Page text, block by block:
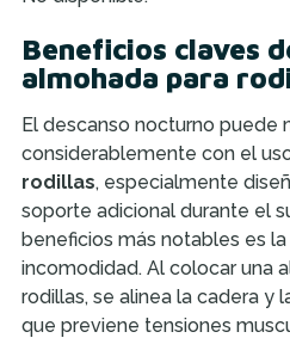
Beneficios claves
almohada para
El descanso nocturno puede
considerablemente con el
rodillas, especialmente
soporte adicional durante el
beneficios más notables es
incomodidad. Al colocar una
rodillas, se alinea la cadera y
que previene tensiones